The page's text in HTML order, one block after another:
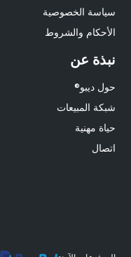
سياسة الخصوصية
الأحكام والشروط
نبذة عن
حول ديبو®
شبكة المبيعات
حياة مهنية
اتصال